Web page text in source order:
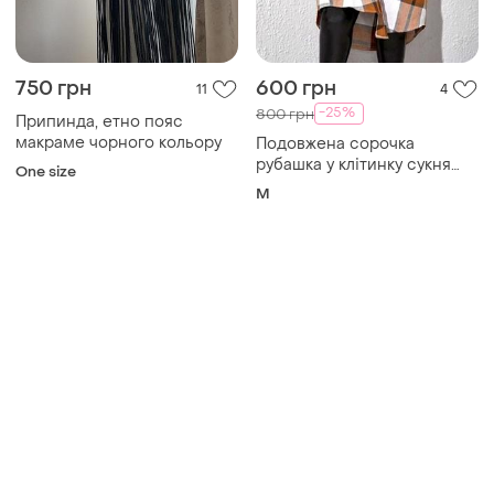
750 грн 11
Припинда, етно пояс
макраме чорного кольору
One size
600 грн 4
800 грн -25%
Подовжена сорочка
рубашка у клітинку сукня
тоендова стильна базова
M